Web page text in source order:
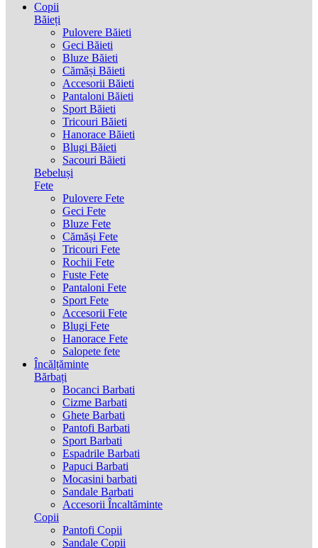
Copii
Băieți
Pulovere Băieti
Geci Băieti
Bluze Băieti
Cămăși Băieti
Accesorii Băieti
Pantaloni Băieti
Sport Băieti
Tricouri Băieti
Hanorace Băieti
Blugi Băieti
Sacouri Băieti
Bebeluși
Fete
Pulovere Fete
Geci Fete
Bluze Fete
Cămăși Fete
Tricouri Fete
Rochii Fete
Fuste Fete
Pantaloni Fete
Sport Fete
Accesorii Fete
Blugi Fete
Hanorace Fete
Salopete fete
Încălțăminte
Bărbați
Bocanci Barbati
Cizme Barbati
Ghete Barbati
Pantofi Barbati
Sport Barbati
Espadrile Barbati
Papuci Barbati
Mocasini barbati
Sandale Barbati
Accesorii Încaltăminte
Copii
Pantofi Copii
Sandale Copii